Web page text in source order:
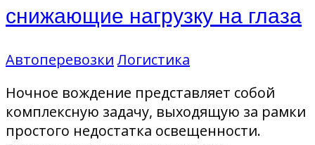
снижающие нагрузку на глаза
Автоперевозки Логистика
Ночное вождение представляет собой
комплексную задачу, выходящую за рамки
простого недостатка освещенности.